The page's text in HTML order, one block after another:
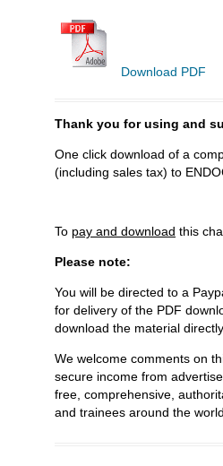
Download PDF
Thank you for using and
One click download of a
(including sales tax) to
To pay and download this
Please note:
You will be directed to a
for delivery of the PDF
download the material
We welcome comments on
secure income from
free, comprehensive,
and trainees around the